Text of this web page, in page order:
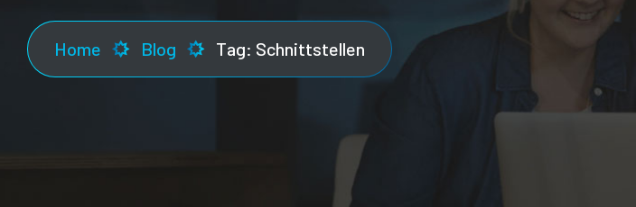
Home Blog Tag: Schnittstellen